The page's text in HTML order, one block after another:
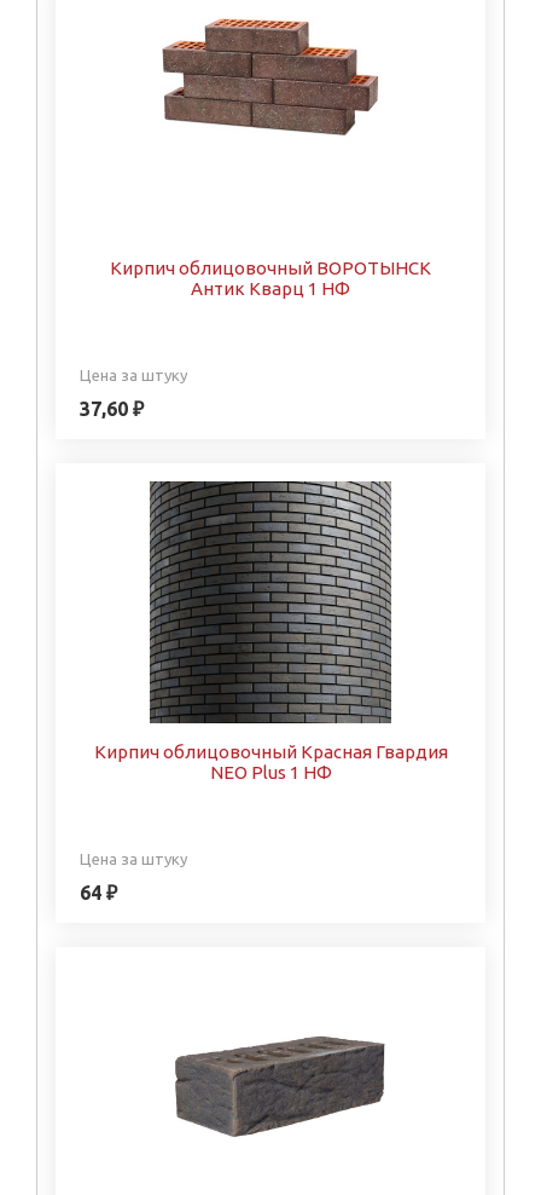
Кирпич облицовочный ВОРОТЫНСК
Антик Кварц 1 НФ
Цена за штуку
37,60 ₽
Кирпич облицовочный Красная Гвардия
NEO Plus 1 НФ
Цена за штуку
64 ₽